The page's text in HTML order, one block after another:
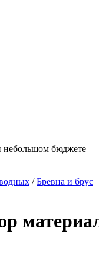
небольшом бюджете
/Бревна и брус